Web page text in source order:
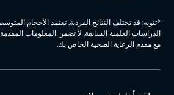
*تنويه: قد تختلف النتائج الفردية. تعتمد الأحجام
الدراسات العلمية السابقة. لا تضمن المعلومات
مع مقدم الرعاية الصحية الخاص بك.